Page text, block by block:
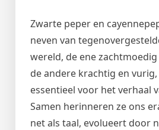
Zwarte peper en
neven van
wereld, de ene
de andere krachtig en
essentieel voor het verhaal
Samen herinneren ze ons
net als taal, evolueert door